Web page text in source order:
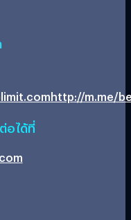
http://m.me/
อได้ที่